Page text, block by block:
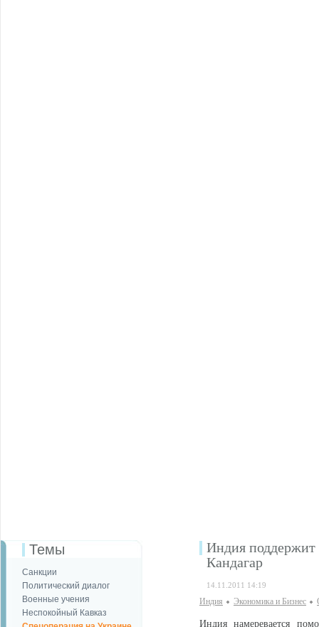
Темы
Санкции
Политический диалог
Военные учения
Неспокойный Кавказ
Индия поддержит
Кандагар
14.11.2011 14:19
Индия Экономика и Бизнес
Индия намеревается